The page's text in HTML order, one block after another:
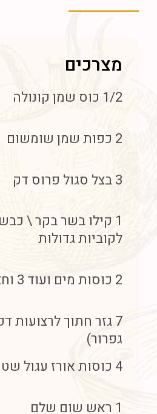
מצרכים
1/2 כוס שמן קונולה
2 כפות שמן שומשום
3 בצל סגול פרוס דק
1 קילו בשר בקר \
לקוביות גדולות
2 כוסות מים ועוד 3 וחצי כוסות מים
7 גזר חתוך לרצועות
גפרור)
4 כוסות אורז עגול שטוף היטב
1 ראש שום שלם